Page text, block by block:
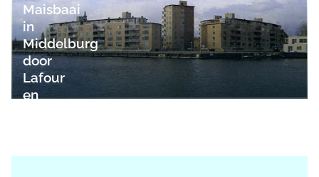
Maisbaai
in
Middelburg
door
Lafour
en